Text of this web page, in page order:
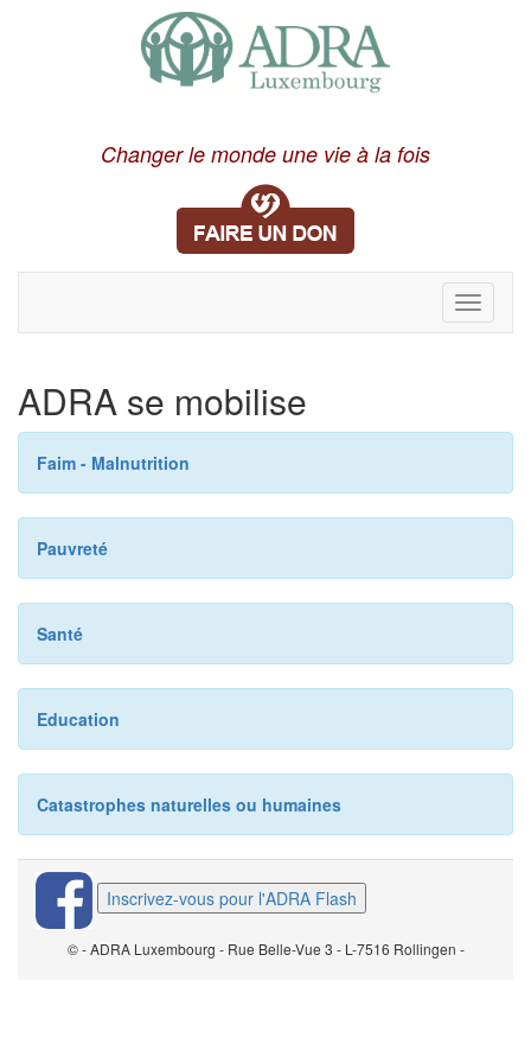
Changer le monde une vie à la fois
Toggle
ADRA se mobilise
Faim - Malnutrition
Pauvreté
Santé
Education
Catastrophes naturelles ou humaines
Inscrivez-vous pour l'ADRA Flash
© - ADRA Luxembourg - Rue Belle-Vue 3 - L-7516 Rollingen -